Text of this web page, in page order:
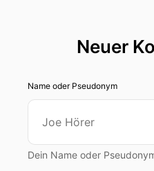
Neuer
Name oder Pseudonym
Dein Name oder